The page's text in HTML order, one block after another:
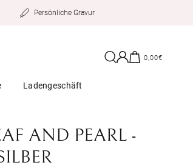
Persönliche Gravur
Ladengeschäft
EinloggenWarenkorb
0,00€
AND PEARL -